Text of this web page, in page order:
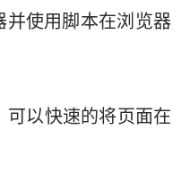
并使用脚本在浏览器
可以快速的将页面在